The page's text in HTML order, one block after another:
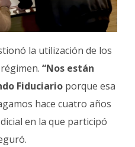
la utilización de los
“Nos están
Fiduciario porque esa
hace cuatro años
en la que participó